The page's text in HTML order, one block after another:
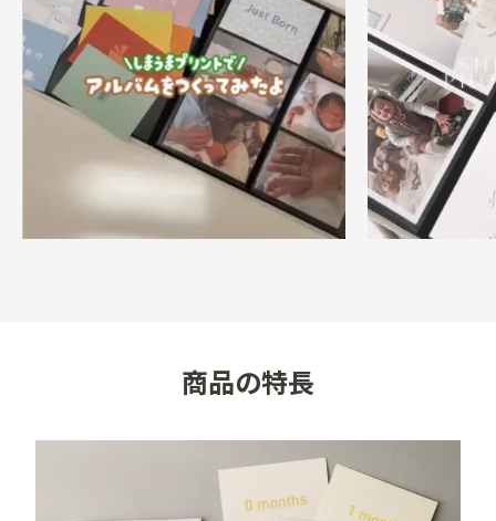
扱説明書1枚
●備考／なし
■注意点
・商品は予告なく、仕様・デザイン・価格等の変更及び
生産中止する場合がありますのでご了承ください。
・ご覧頂いているイベントカードの写真につきまして
は、できるだけ実物の色に近くなるように努めておりま
すが、お使いの環境（モニター、ブラウザ等）の違いに
商品の特長